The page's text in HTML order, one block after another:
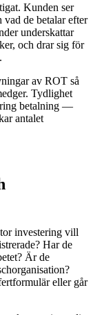
Kunden ser
vad de betalar efter
underskattar
och drar sig för
av ROT så
Tydlighet
betalning —
antalet
investering vill
Har de
Är de
eller går